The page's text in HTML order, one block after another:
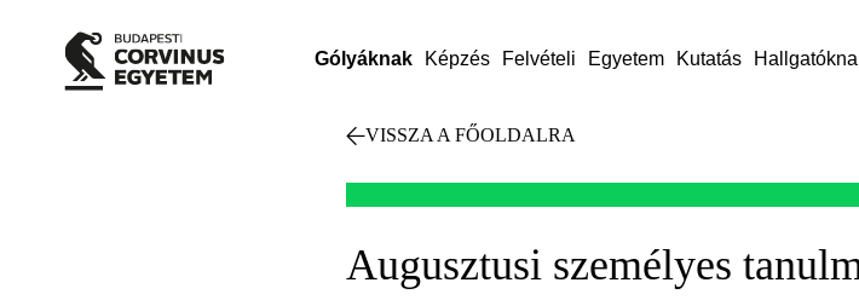
Gólyáknak Képzés Felvételi Egyetem Kutatás
VISSZA A FŐOLDALRA
Augusztusi személyes